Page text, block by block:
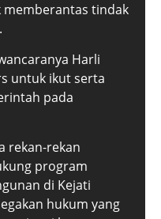
tindak
Harli
untuk ikut serta
pada
rekan-rekan
program
di Kejati
hukum yang